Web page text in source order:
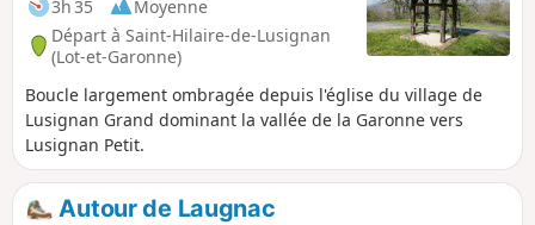
3h 35
Moyenne
Départ à Saint-Hilaire-de-Lusignan
(Lot-et-Garonne)
Boucle largement ombragée depuis l'église du village de
Lusignan Grand dominant la vallée de la Garonne vers
Lusignan Petit.
Autour de Laugnac